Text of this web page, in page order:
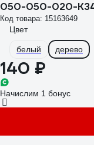
050-050-020-
Код товара: 15163649
Цвет
белый дерево
140 ₽
Начислим 1 бонус